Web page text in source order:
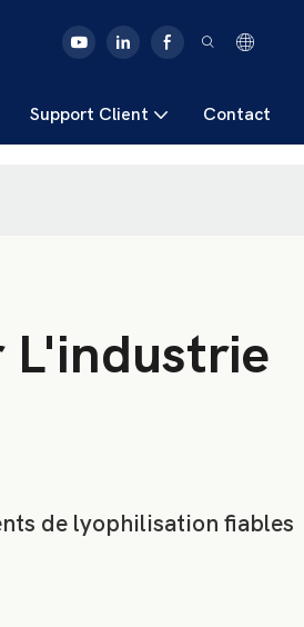
Support Client Contact
L'industrie
de lyophilisation fiables